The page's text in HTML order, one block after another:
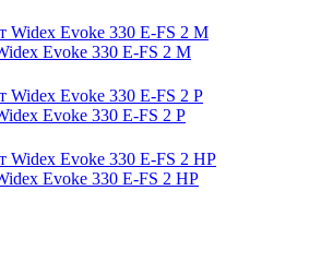
Evoke 330 E-FS 2 M
Evoke 330 E-FS 2 P
Evoke 330 E-FS 2 HP